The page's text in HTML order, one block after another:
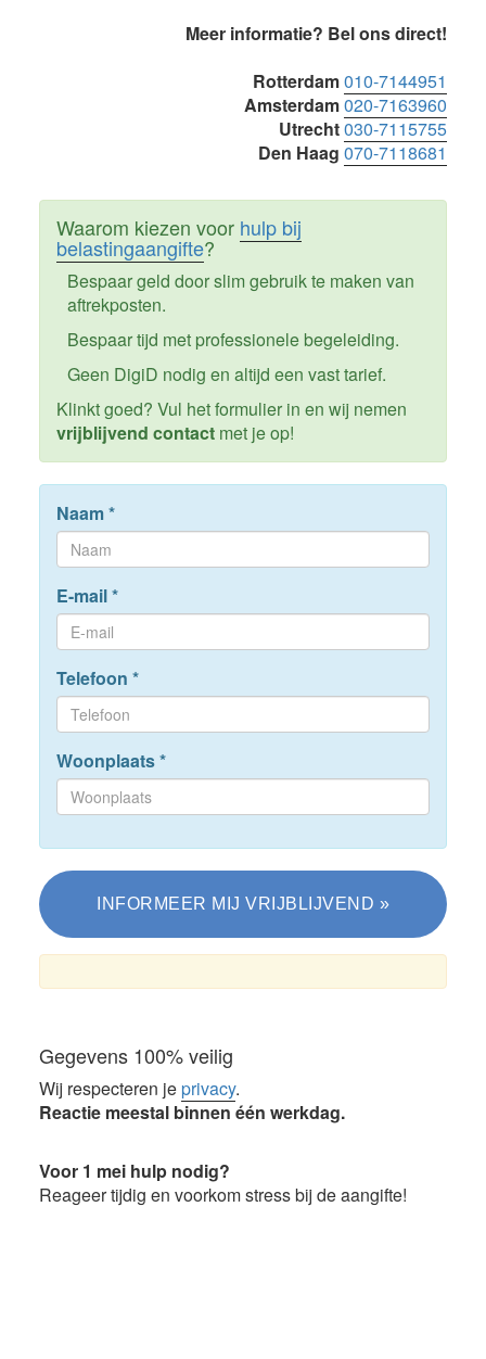
Meer informatie? Bel ons direct!
Rotterdam010-7144951
Amsterdam020-7163960
Utrecht030-7115755
Den Haag 070-7118681
Waarom kiezen voor hulp bij
belastingaangifte?
Bespaar geld door slim gebruik te maken van
aftrekposten.
Bespaar tijd met professionele begeleiding.
Geen DigiD nodig en altijd een vast tarief.
Klinkt goed? Vul het formulier in en wij nemen
vrijblijvend contactmet je op!
Naam*
E-mail*
Telefoon *
Woonplaats*
Gegevens 100% veilig
Wij respecteren jeprivacy.
Reactie meestal binnen één werkdag.
Voor 1 mei hulp nodig?
Reageer tijdig en voorkom stress bij de aangifte!